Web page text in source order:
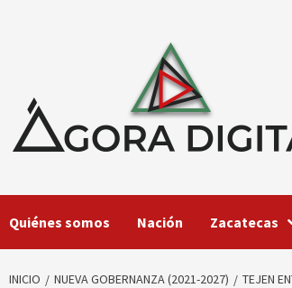
Quiénes somos Nación Zacatecas
INICIO NUEVA GOBERNANZA (2021-2027) TEJEN